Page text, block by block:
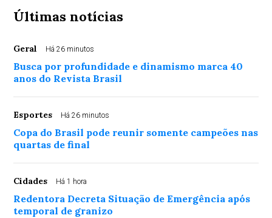
Últimas notícias
Geral Há 26 minutos
Busca por profundidade e dinamismo marca 40
anos do Revista Brasil
Esportes Há 26 minutos
Copa do Brasil pode reunir somente campeões nas
quartas de final
Cidades Há 1 hora
Redentora Decreta Situação de Emergência após
temporal de granizo